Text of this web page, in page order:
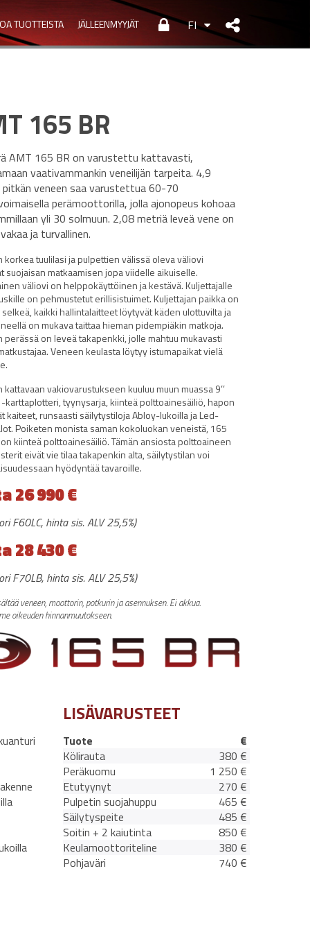
TUOTTEISTA JÄLLEENMYYJÄT FI
165 BR
AMT 165 BR on varustettu kattavasti,
vaativammankin veneilijän tarpeita. 4,9
veneen saa varustettua 60-70
perämoottorilla, jolla ajonopeus kohoaa
yli 30 solmuun. 2,08 metriä leveä vene on
ja turvallinen.
korkea tuulilasi ja pulpettien välissä oleva väliovi
suojaisan matkaamisen jopa viidelle aikuiselle.
väliovi on helppokäyttöinen ja kestävä. Kuljettajalle
on pehmustetut erillisistuimet. Kuljettajan paikka on
selkeä, kaikki hallintalaitteet löytyvät käden ulottuvilta ja
on mukava taittaa hieman pidempiäkin matkoja.
perässä on leveä takapenkki, jolle mahtuu mukavasti
Veneen keulasta löytyy istumapaikat vielä
kattavaan vakiovarustukseen kuuluu muun muassa 9’’
karttaplotteri, tyynysarja, kiinteä polttoainesäiliö, hapon
kaiteet, runsaasti säilytystiloja Abloy-lukoilla ja Led-
Poiketen monista saman kokoluokan veneistä, 165
kiinteä polttoainesäiliö. Tämän ansiosta polttoaineen
eivät vie tilaa takapenkin alta, säilytystilan voi
hyödyntää tavaroille.
26 990 €
F60LC, hinta sis. ALV 25,5%)
28 430 €
F70LB, hinta sis. ALV 25,5%)
veneen, moottorin, potkurin ja asennuksen. Ei akkua.
oikeuden hinnanmuutokseen.
LISÄVARUSTEET
Tuote
€
Kölirauta
380 €
Peräkuomu
1 250 €
Etutyynyt
270 €
Pulpetin suojahuppu
465 €
Säilytyspeite
485 €
Soitin + 2 kaiutinta
850 €
Keulamoottoriteline
380 €
Pohjaväri
740 €